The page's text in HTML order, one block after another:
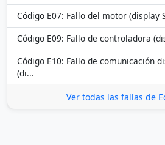
Código E07: Fallo del motor (display
Código E09: Fallo de controladora
Código E10: Fallo de comunicación
(di...
Ver todas las fallas de